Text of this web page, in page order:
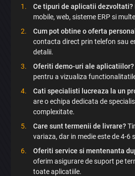
Ce tipuri de aplicatii dezvoltati?
mobile, web, sisteme ERP si
Cum pot obtine o oferta
contacta direct prin telefon sau
detalii.
Oferiti demo-uri ale aplicatiilor?
pentru a vizualiza
Cati specialisti lucreaza la un
are o echipa dedicata de
complexitate.
Care sunt termenii de livrare?
variaza, dar in medie este de 4-6
Oferiti service si mentenanta
oferim asigurare de suport pe
toate aplicatiile.